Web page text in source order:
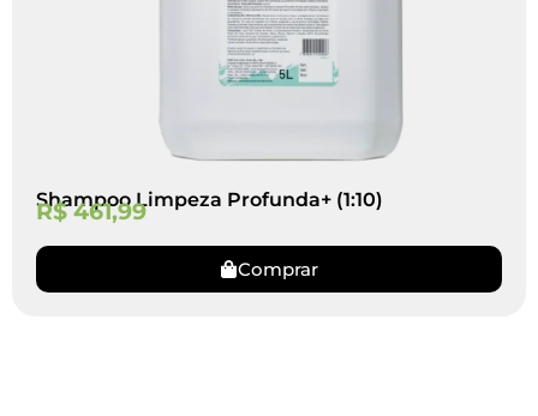
Shampoo Limpeza Profunda+ (1:10)
R$461,99
Comprar